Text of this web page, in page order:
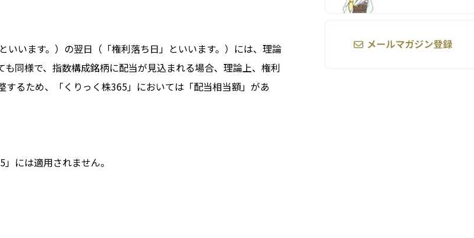
います。）の翌日（「権利落ち日」といいます。）には、理論
同様で、指数構成銘柄に配当が見込まれる場合、理論上、権利
るため、「くりっく株365」においては「配当相当額」があ
には適用されません。